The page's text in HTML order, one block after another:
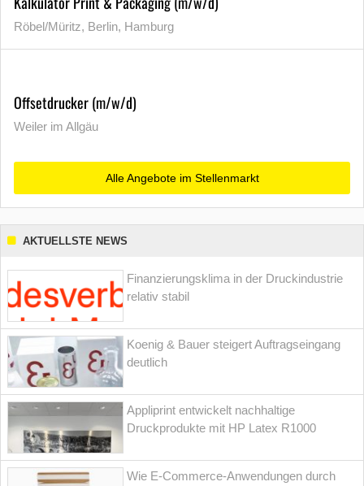
Röbel/Müritz, Berlin, Hamburg
Offsetdrucker (m/w/d)
Weiler im Allgäu
Alle Angebote im Stellenmarkt
AKTUELLSTE NEWS
Finanzierungsklima in der Druckindustrie
relativ stabil
Koenig & Bauer steigert Auftragseingang
deutlich
Appliprint entwickelt nachhaltige
Druckprodukte mit HP Latex R1000
Wie E-Commerce-Anwendungen durch